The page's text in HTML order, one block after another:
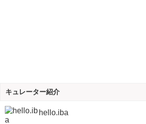
キュレーター紹介
hello.iba